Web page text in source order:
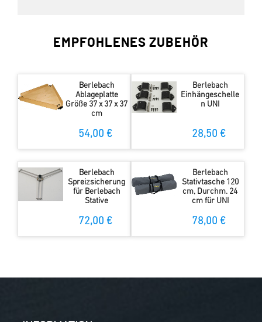
EMPFOHLENES ZUBEHÖR
Berlebach
Ablageplatte
Größe 37 x 37 x 37
cm
54,00 €
Berlebach
Einhängeschelle
n UNI
28,50 €
Berlebach
Spreizsicherung
für Berlebach
Stative
72,00 €
Berlebach
Stativtasche 120
cm, Durchm. 24
cm für UNI
78,00 €